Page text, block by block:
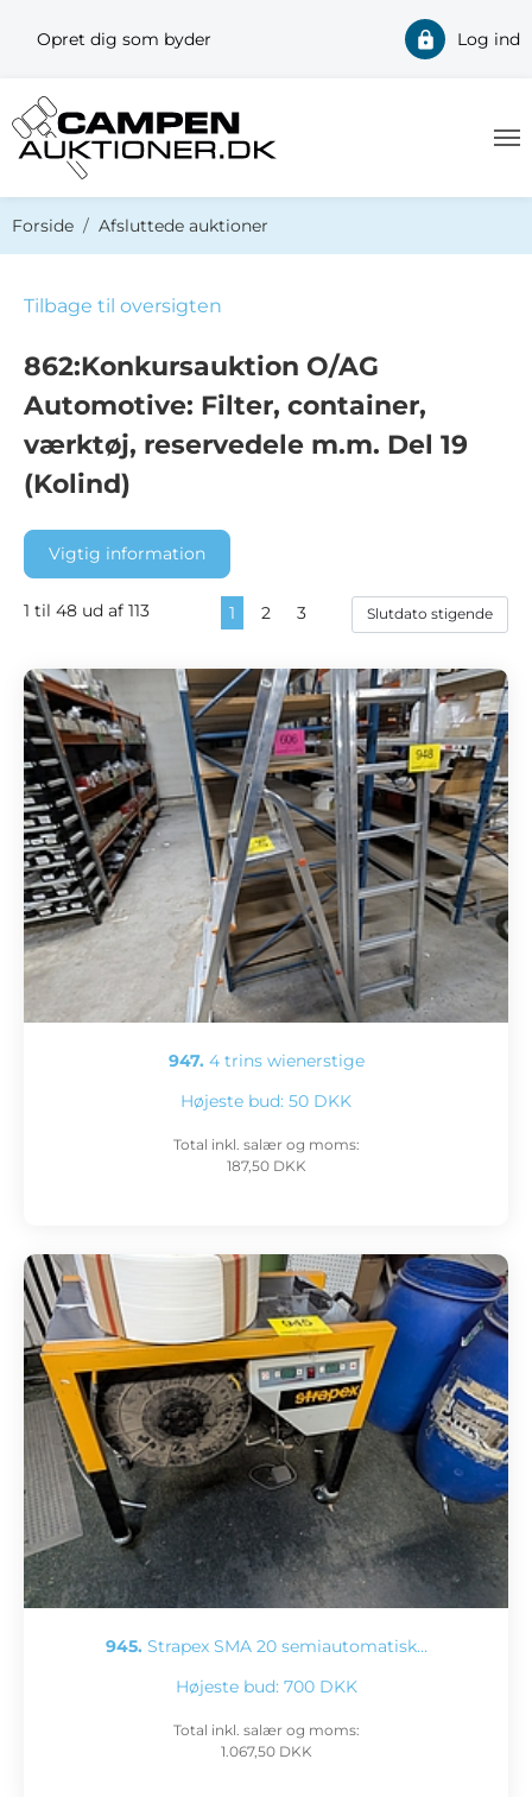
Opret dig som byder Log ind
Forside Afsluttede auktioner
Tilbage til oversigten
862:Konkursauktion O/AG
Automotive: Filter, container,
værktøj, reservedele m.m. Del 19
(Kolind)
Vigtig information
1 til 48 ud af 113 1 2 3
947. 4 trins wienerstige
Højeste bud: 50 DKK
Total inkl. salær og moms:
187,50 DKK
945. Strapex SMA 20 semiautomatisk…
Højeste bud: 700 DKK
Total inkl. salær og moms:
1.067,50 DKK